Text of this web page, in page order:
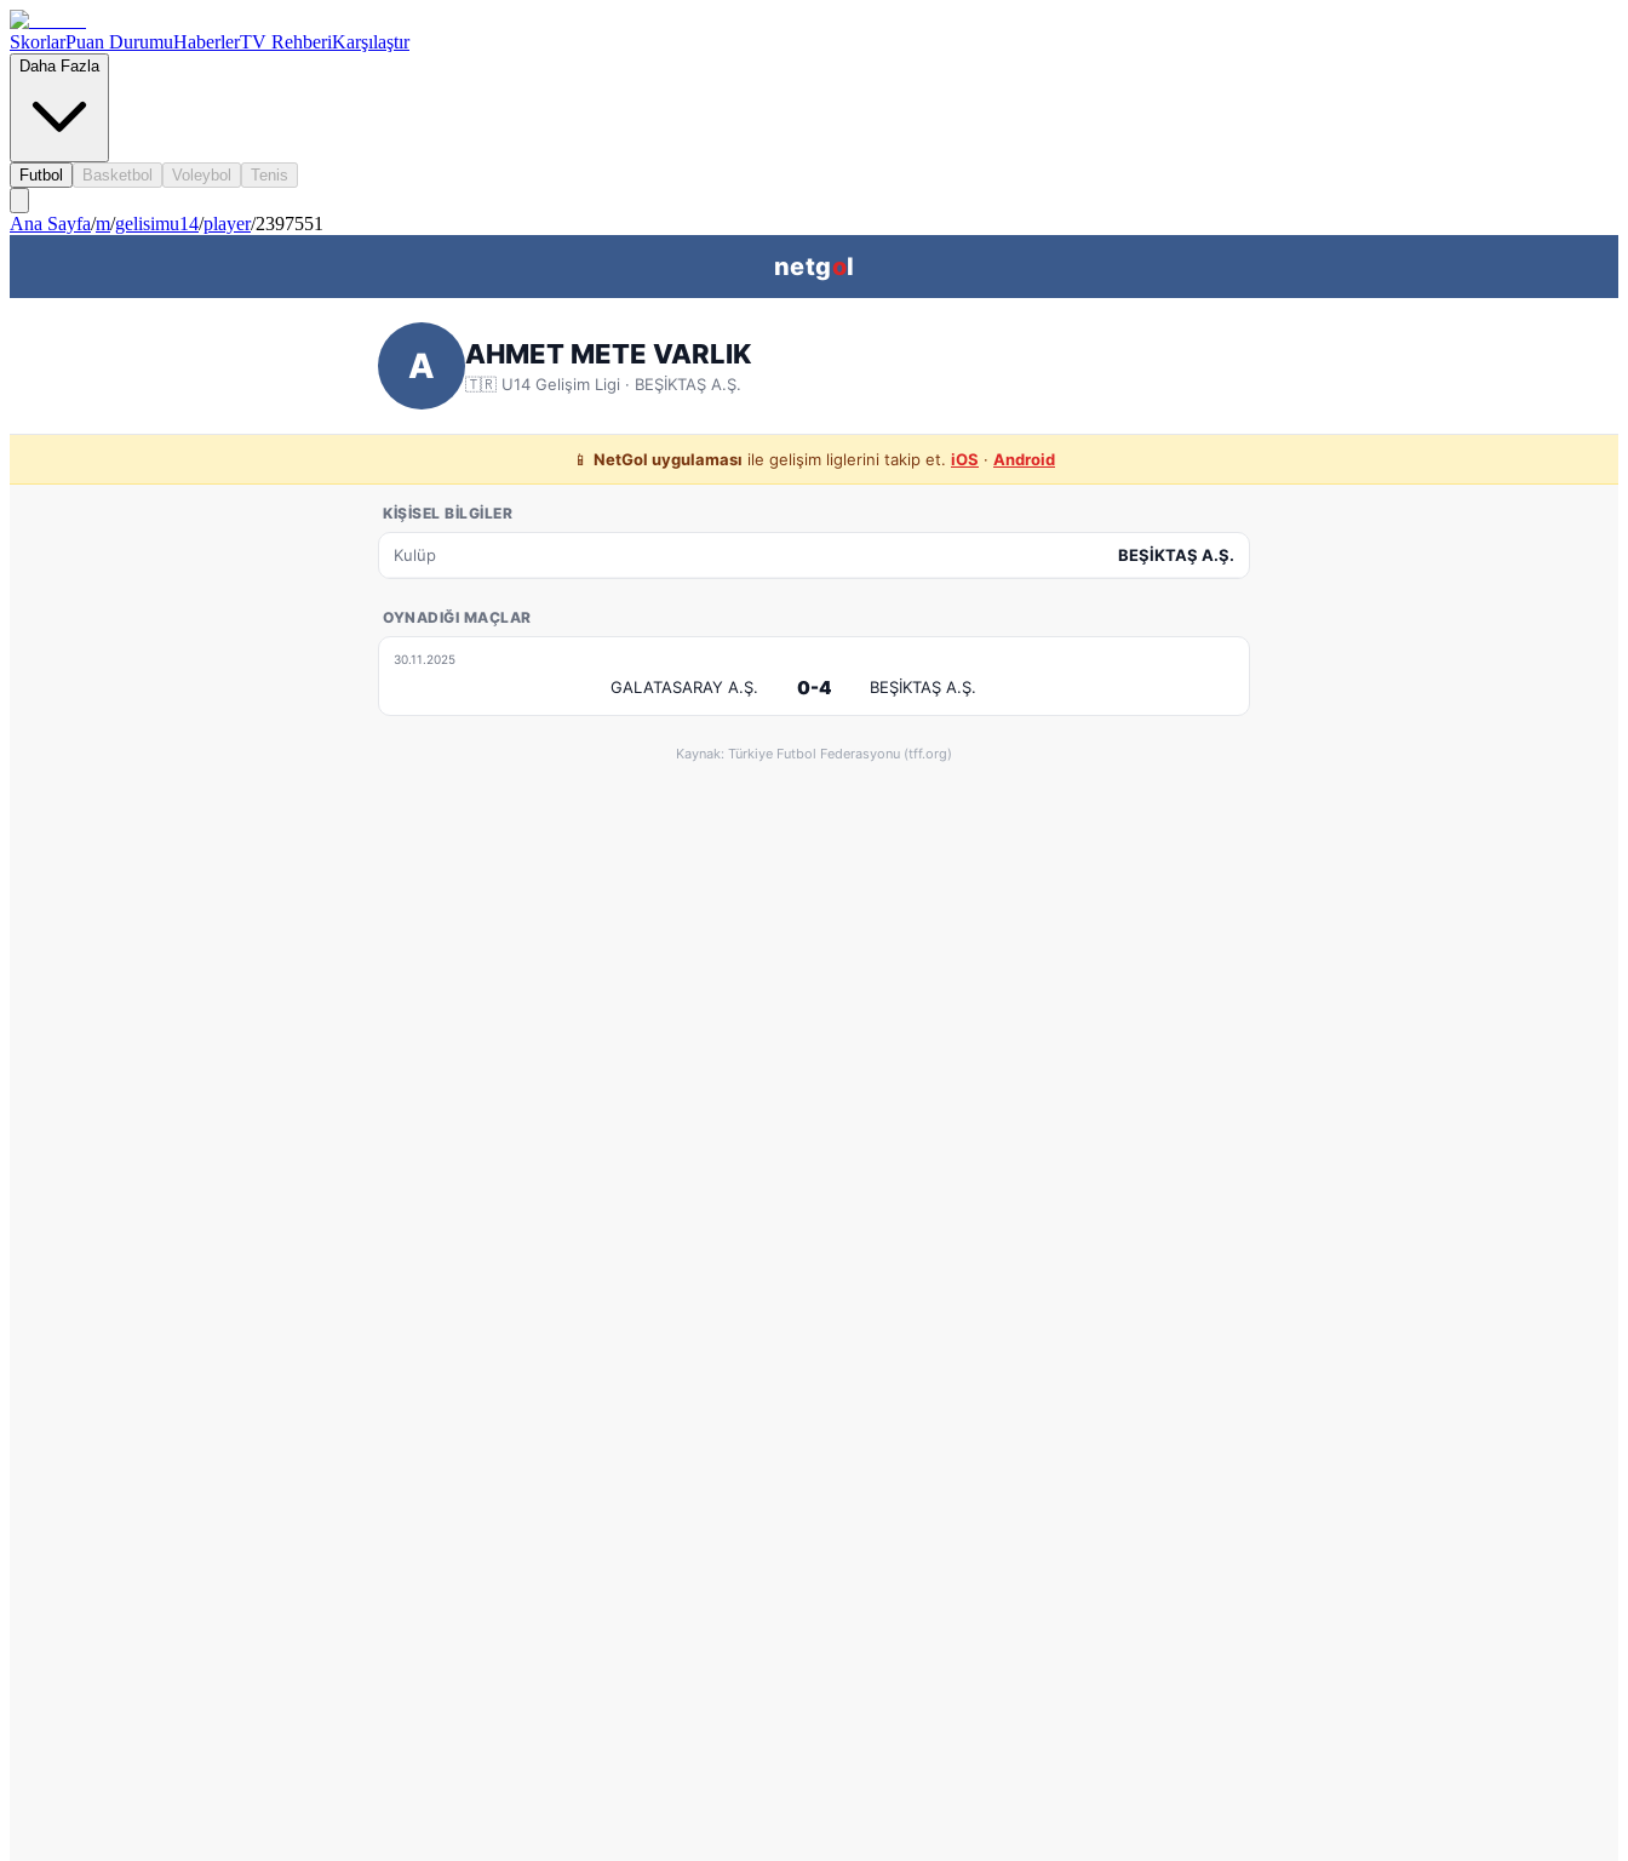
SkorlarPuan DurumuHaberlerTV RehberiKarşılaştır
Daha Fazla
Futbol Basketbol Voleybol Tenis
Ana Sayfa/m/gelisimu14/player/2397551
netgol
A AHMET METE VARLIK
🇹🇷 U14 Gelişim Ligi · BEŞİKTAŞ A.Ş.
📱 NetGol uygulaması ile gelişim liglerini takip et. iOS · Android
KIŞISEL BILGILER
Kulüp BEŞİKTAŞ A.Ş.
OYNADIĞI MAÇLAR
30.11.2025
GALATASARAY A.Ş. 0-4 BEŞİKTAŞ A.Ş.
Kaynak: Türkiye Futbol Federasyonu (tff.org)